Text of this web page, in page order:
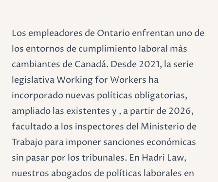
Los empleadores de Ontario enfrentan uno de
los entornos de cumplimiento laboral más
cambiantes de Canadá. Desde 2021, la serie
legislativa Working for Workers ha
incorporado nuevas políticas obligatorias,
ampliado las existentes y , a partir de 2026,
facultado a los inspectores del Ministerio de
Trabajo para imponer sanciones económicas
sin pasar por los tribunales. En Hadri Law,
nuestros abogados de políticas laborales en